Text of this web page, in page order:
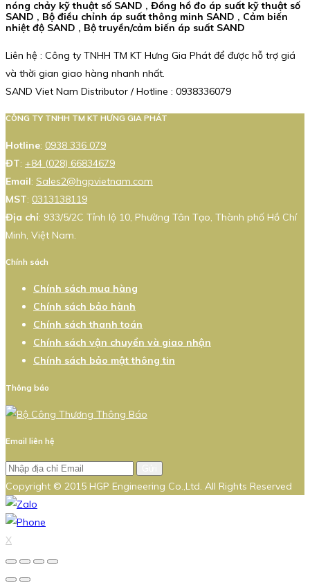
nóng chảy kỹ thuật số SAND , Đồng hồ đo áp suất kỹ thuật số
SAND , Bộ điều chỉnh áp suất thông minh SAND , Cảm biến
nhiệt độ SAND , Bộ truyền/cảm biến áp suất SAND
Liên hệ : Công ty TNHH TM KT Hưng Gia Phát để được hỗ trợ giá
và thời gian giao hàng nhanh nhất.
SAND Viet Nam Distributor / Hotline : 0938336079
CÔNG TY TNHH TM KT HƯNG GIA PHÁT
Hotline: 0938 336 079
ĐT: +84 (028) 66834679
Email: Sales2@hgpvietnam.com
MST: 0313138119
Địa chỉ: 933/5/2C Tỉnh lộ 10, Phường Tân Tạo, Thành phố Hồ Chí
Minh, Việt Nam.
Chính sách
Chính sách mua hàng
Chính sách bảo hành
Chính sách thanh toán
Chính sách vận chuyển và giao nhận
Chính sách bảo mật thông tin
Thông báo
Email liên hệ
Copyright © 2015 HGP Engineering Co.,Ltd. All Rights Reserved
X